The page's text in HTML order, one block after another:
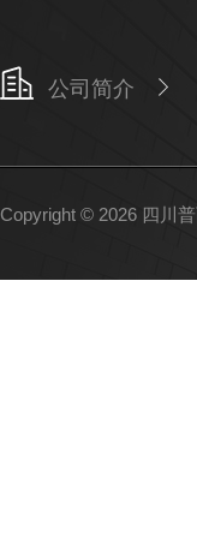
公司简介
Copyright © 2026 四川